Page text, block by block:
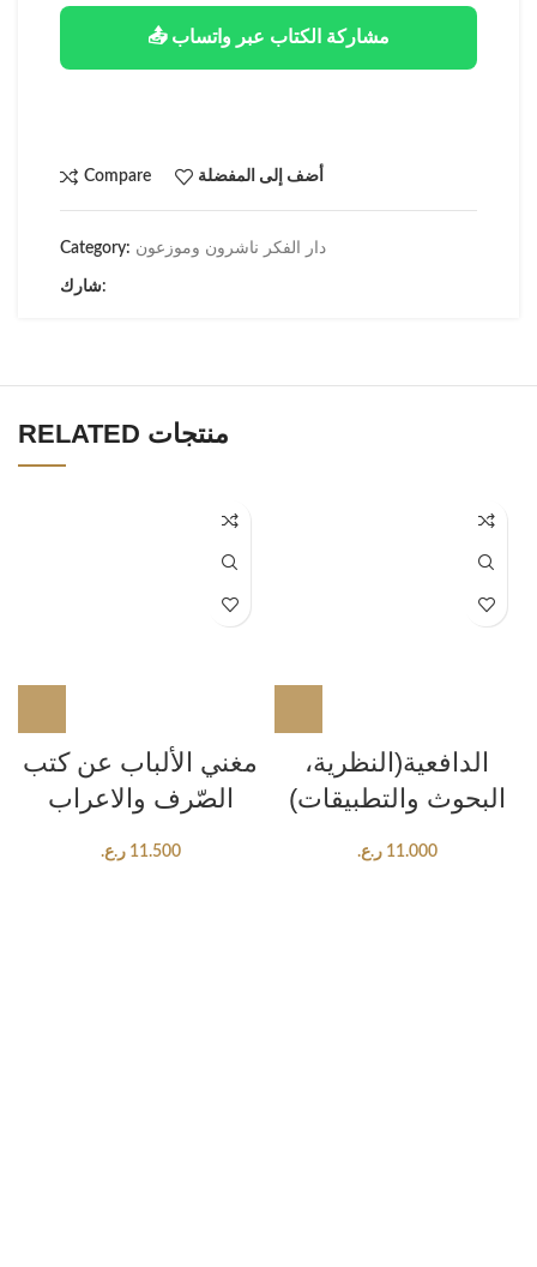
📤 مشاركة الكتاب عبر واتساب
Compare أضف إلى المفضلة
Category: دار الفكر ناشرون وموزعون
شارك:
RELATED منتجات
مغني الألباب عن كتب
الصّرف والاعراب
11.500 ر.ع.
الدافعية(النظرية،
البحوث والتطبيقات)
11.000 ر.ع.